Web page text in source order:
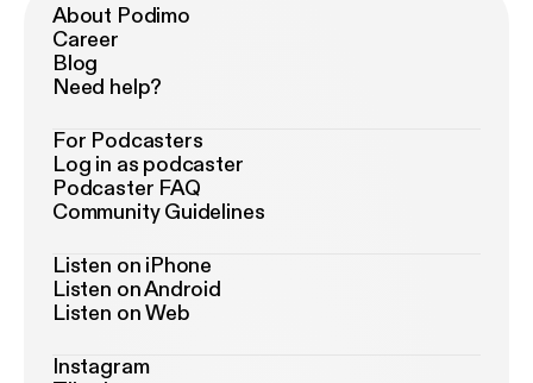
About Podimo
Career
Blog
Need help?
For Podcasters
Log in as podcaster
Podcaster FAQ
Community Guidelines
Listen on iPhone
Listen on Android
Listen on Web
Instagram